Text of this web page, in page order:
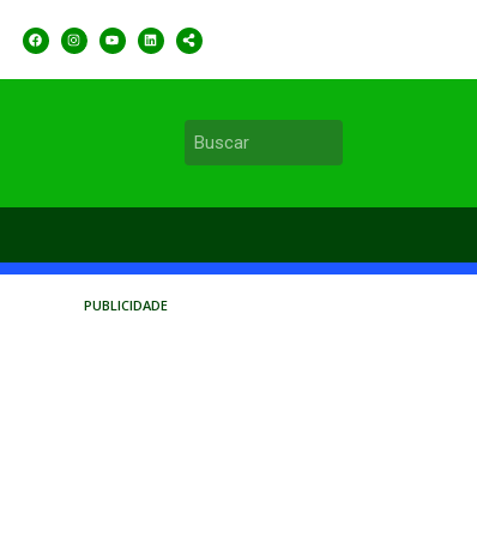
PUBLICIDADE